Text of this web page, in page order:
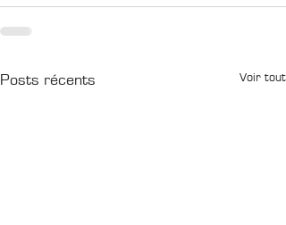
Posts récents Voir tout